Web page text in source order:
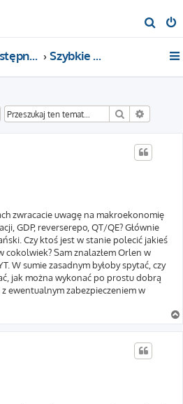
z
Dostępne kategorie Szybkie pytania i pomoc
Szukaj
zwracacie uwagę na makroekonomię
GDP, reverserepo, QT/QE? Głównie
Czy ktoś jest w stanie polecić jakieś
Sam znalazłem Orlen w
W sumie zasadnym byłoby spytać, czy
jak można wykonać po prostu dobrą
ewentualnym zabezpieczeniem w